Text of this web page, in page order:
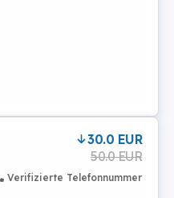
30.0 EUR
50.0 EUR
Verifizierte Telefonnummer